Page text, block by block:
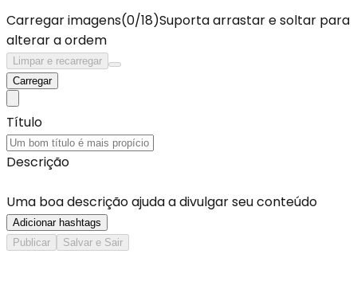
Carregar imagens(0/18)Suporta arrastar e soltar para
alterar a ordem
Limpar e recarregar
Carregar
Título
Descrição
Uma boa descrição ajuda a divulgar seu conteúdo
Adicionar hashtags
Publicar
Salvar e Sair